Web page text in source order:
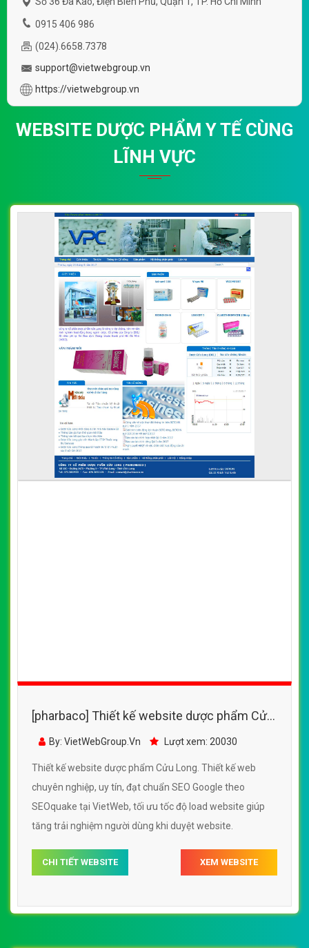
0915 406 986
(024).6658.7378
support@vietwebgroup.vn
https://vietwebgroup.vn
WEBSITE DƯỢC PHẨM Y TẾ CÙNG
LĨNH VỰC
[pharbaco] Thiết kế website dược phẩm Cửu
Long đẹp, chuyên nghiệp chuẩn SEO
By: VietWebGroup.Vn Lượt xem: 20030
Thiết kế website dược phẩm Cửu Long. Thiết kế web
chuyên nghiệp, uy tín, đạt chuẩn SEO Google theo
SEOquake tại VietWeb, tối ưu tốc độ load website giúp
tăng trải nghiệm người dùng khi duyệt website.
CHI TIẾT WEBSITE XEM WEBSITE